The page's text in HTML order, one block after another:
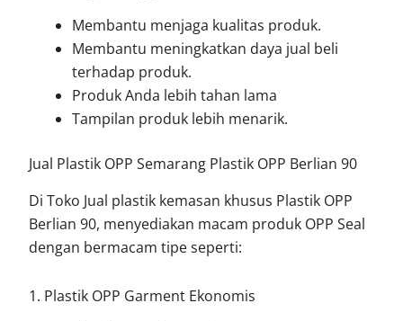
Membantu menjaga kualitas produk.
Membantu meningkatkan daya jual beli
terhadap produk.
Produk Anda lebih tahan lama
Tampilan produk lebih menarik.
Jual Plastik OPP Semarang Plastik OPP Berlian 90
Di Toko Jual plastik kemasan khusus Plastik OPP
Berlian 90, menyediakan macam produk OPP Seal
dengan bermacam tipe seperti:
1. Plastik OPP Garment Ekonomis